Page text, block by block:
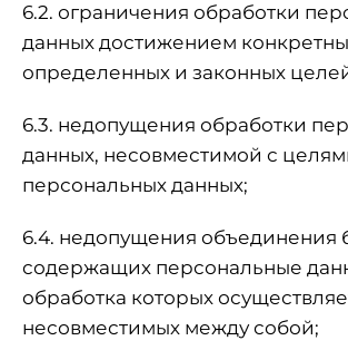
6.2. ограничения обработки
данных достижением
определенных и законных
6.3. недопущения обработки
данных, несовместимой с
персональных данных;
6.4. недопущения объединения
содержащих персональные
обработка которых
несовместимых между собой;